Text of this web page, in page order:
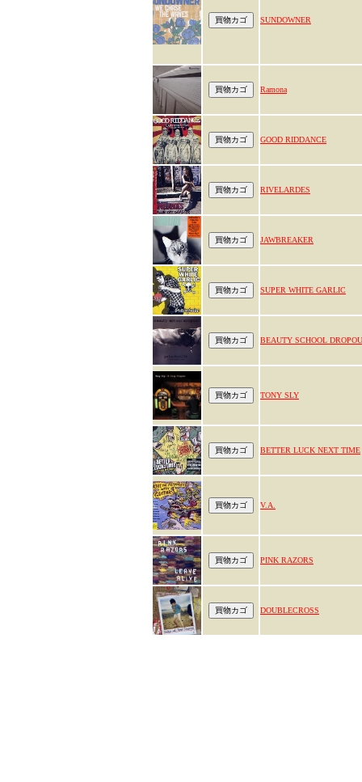
SUNDOWNER
Ramona
GOOD RIDDANCE
RIVELARDES
JAWBREAKER
SUPER WHITE GARLIC
BEAUTY SCHOOL
TONY SLY
BETTER LUCK NEXT TIME
V.A.
PINK RAZORS
DOUBLECROSS